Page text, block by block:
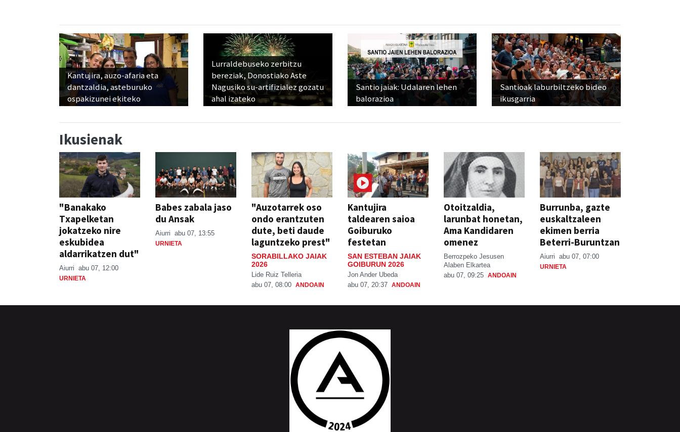
Kantujira, auzo-afaria eta
dantzaldia, asteburuko
ospakizunei ekiteko
Lurraldebuseko zerbitzu
bereziak, Donostiako Aste
Nagusiko su-artifizialez gozatu
ahal izateko
Santio jaiak: Udalaren lehen
balorazioa
Santioak laburbiltzeko bideo
ikusgarria
Ikusienak
"Banakako
Txapelketan
jokatzeko nire
eskubidea
aldarrikatzen dut"
Aiurri abu 07, 12:00
URNIETA
Babes zabala jaso
du Ansak
Aiurri abu 07, 13:55
URNIETA
"Auzotarrek oso
ondo erantzuten
dute, beti daude
laguntzeko prest"
SORABILLAKO JAIAK
2026
Lide Ruiz Telleria
abu 07, 08:00 ANDOAIN
Kantujira
taldearen saioa
Goiburuko
festetan
SAN ESTEBAN JAIAK
GOIBURUN 2026
Jon Ander Ubeda
abu 07, 20:37 ANDOAIN
Otoitzaldia,
larunbat honetan,
Ama Kandidaren
omenez
Berrozpeko Jesusen
Alaben Elkartea
abu 07, 09:25 ANDOAIN
Burrunba, gazte
euskaltzaleen
ekimen berria
Beterri-Buruntzan
Aiurri abu 07, 07:00
URNIETA